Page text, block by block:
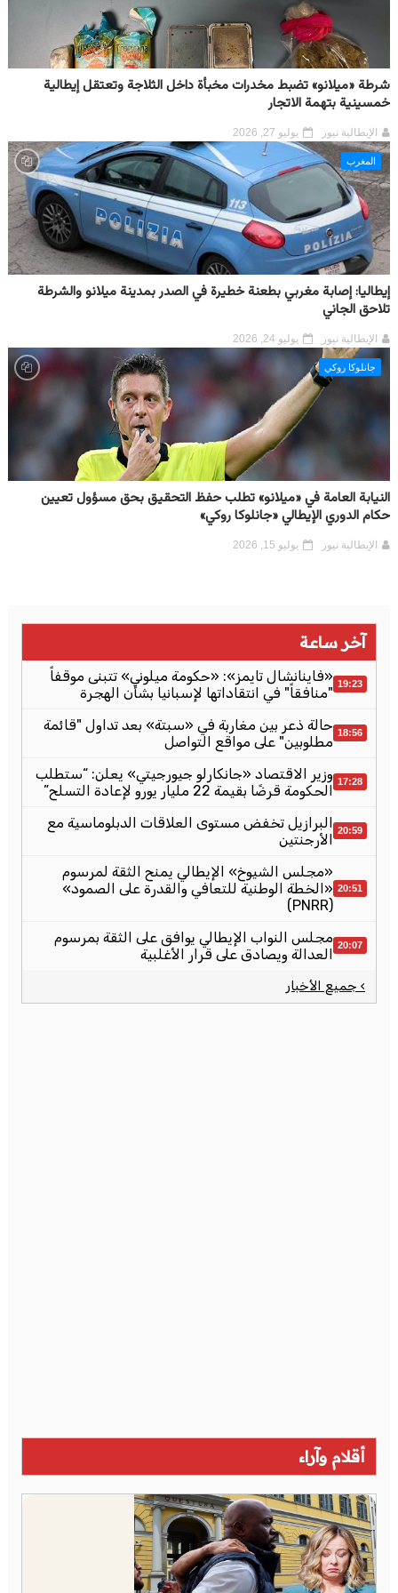
شرطة «ميلانو» تضبط مخدرات مخبأة داخل الثلاجة وتعتقل إيطالية
خمسينية بتهمة الاتجار
الإيطالية نيوز يوليو 27, 2026
المغرب
إيطاليا: إصابة مغربي بطعنة خطيرة في الصدر بمدينة ميلانو والشرطة
تلاحق الجاني
الإيطالية نيوز يوليو 24, 2026
جانلوكا روكي
النيابة العامة في «ميلانو» تطلب حفظ التحقيق بحق مسؤول تعيين
حكام الدوري الإيطالي «جانلوكا روكي»
الإيطالية نيوز يوليو 15, 2026
آخر ساعة
19:23 «فاينانشال تايمز»: «حكومة ميلوني» تتبنى موقفاً
"منافقاً" في انتقاداتها لإسبانيا بشأن الهجرة
18:56 حالة ذعر بين مغاربة في «سبتة» بعد تداول "قائمة
مطلوبين" على مواقع التواصل
17:28 وزير الاقتصاد «جانكارلو جيورجيتي» يعلن: “ستطلب
الحكومة قرضًا بقيمة 22 مليار يورو لإعادة التسلح”
20:59 البرازيل تخفض مستوى العلاقات الدبلوماسية مع
الأرجنتين
20:51
«مجلس الشيوخ» الإيطالي يمنح الثقة لمرسوم
«الخطة الوطنية للتعافي والقدرة على الصمود»
(PNRR)
20:07 مجلس النواب الإيطالي يوافق على الثقة بمرسوم
العدالة ويصادق على قرار الأغلبية
› جميع الأخبار
أقلام وآراء